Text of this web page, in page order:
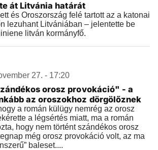
át Litvánia határát
és Oroszország felé tartott az a katonai
lezuhant Litvániában – jelentette be
litván kormányfő.
27. - 17:20
orosz provokáció" - a
az oroszokhoz dörgölőznek
a román külügy nemrég az orosz
a légsértés miatt, ma a román
hogy nem történt szándékos orosz
még orosz provokáció volt, az ma
baleset....